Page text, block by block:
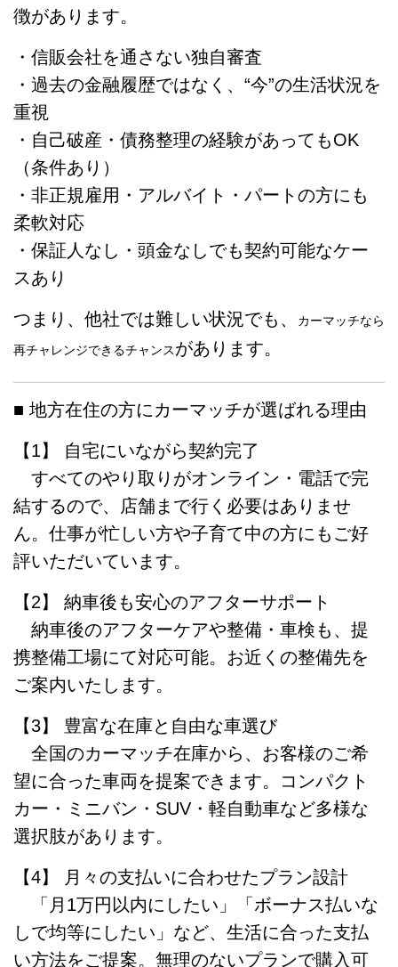
徴があります。
・信販会社を通さない独自審査
・過去の金融履歴ではなく、“今”の生活状況を
重視
・自己破産・債務整理の経験があってもOK
（条件あり）
・非正規雇用・アルバイト・パートの方にも
柔軟対応
・保証人なし・頭金なしでも契約可能なケー
スあり
つまり、他社では難しい状況でも、 カーマッチなら
再チャレンジできるチャンスがあります。
■ 地方在住の方にカーマッチが選ばれる理由
【1】 自宅にいながら契約完了
すべてのやり取りがオンライン・電話で完
結するので、店舗まで行く必要はありませ
ん。仕事が忙しい方や子育て中の方にもご好
評いただいています。
【2】 納車後も安心のアフターサポート
納車後のアフターケアや整備・車検も、提
携整備工場にて対応可能。お近くの整備先を
ご案内いたします。
【3】 豊富な在庫と自由な車選び
全国のカーマッチ在庫から、お客様のご希
望に合った車両を提案できます。コンパクト
カー・ミニバン・SUV・軽自動車など多様な
選択肢があります。
【4】 月々の支払いに合わせたプラン設計
「月1万円以内にしたい」「ボーナス払いな
しで均等にしたい」など、生活に合った支払
い方法をご提案。無理のないプランで購入可